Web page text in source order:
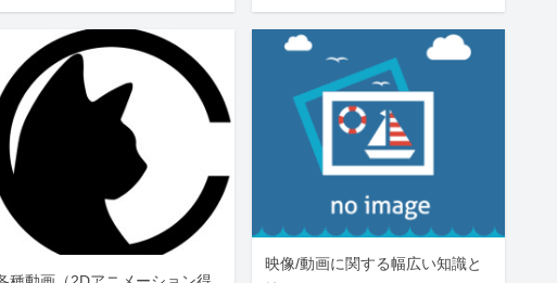
映像/動画に関する幅広い知識と